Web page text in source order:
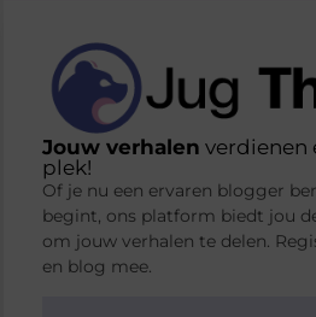
Jouw verhalen verdienen
plek!
Of je nu een ervaren blogger
begint, ons platform biedt jou
om jouw verhalen te delen.
en blog mee.